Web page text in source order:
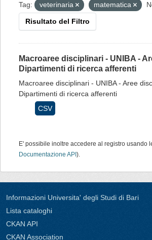
Tag:
veterinaria matematica
Risultato del Filtro
Macroaree disciplinari - UNIBA -
Dipartimenti di ricerca afferenti
Macroaree disciplinari - UNIBA - Aree
Dipartimenti di ricerca afferenti
CSV
E' possibile inoltre accedere al registro usando
Documentazione API ).
Informazioni Universita' degli Studi di Bari
Lista cataloghi
CKAN API
CKAN Association